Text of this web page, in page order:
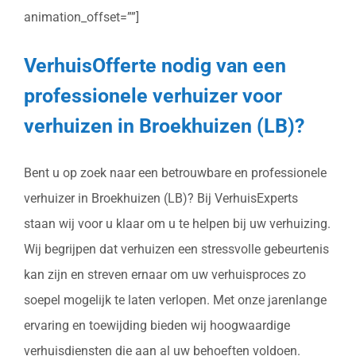
animation_offset=””]
VerhuisOfferte nodig van een
professionele verhuizer voor
verhuizen in Broekhuizen (LB)?
Bent u op zoek naar een betrouwbare en professionele
verhuizer in Broekhuizen (LB)? Bij VerhuisExperts
staan wij voor u klaar om u te helpen bij uw verhuizing.
Wij begrijpen dat verhuizen een stressvolle gebeurtenis
kan zijn en streven ernaar om uw verhuisproces zo
soepel mogelijk te laten verlopen. Met onze jarenlange
ervaring en toewijding bieden wij hoogwaardige
verhuisdiensten die aan al uw behoeften voldoen.